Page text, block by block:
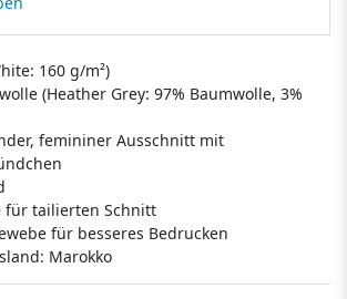
160 g/m²)
(Heather Grey: 97% Baumwolle, 3%
femininer Ausschnitt mit
für tailierten Schnitt
für besseres Bedrucken
Marokko